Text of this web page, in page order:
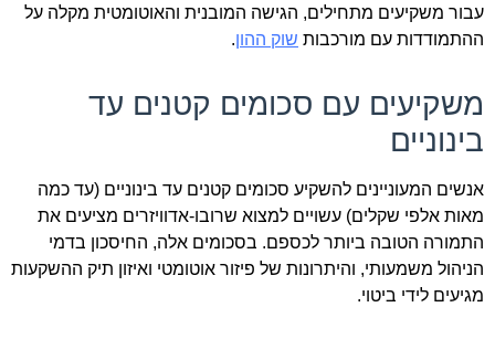
עבור משקיעים מתחילים, הגישה המובנית והאוטומטית מקלה על
ההתמודדות עם מורכבות שוק ההון.
משקיעים עם סכומים קטנים עד
בינוניים
אנשים המעוניינים להשקיע סכומים קטנים עד בינוניים (עד כמה
מאות אלפי שקלים) עשויים למצוא שרובו-אדוויזרים מציעים את
התמורה הטובה ביותר לכספם. בסכומים אלה, החיסכון בדמי
הניהול משמעותי, והיתרונות של פיזור אוטומטי ואיזון תיק ההשקעות
מגיעים לידי ביטוי.